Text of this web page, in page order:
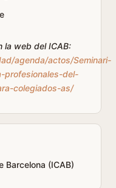
la web del ICAB:
agenda/actos/Seminari-
profesionales-del-
colegiados-as/
Barcelona (ICAB)